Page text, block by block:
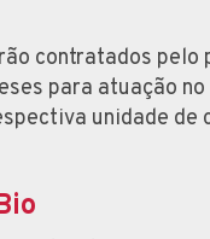
contratados pelo
para atuação
unidade de